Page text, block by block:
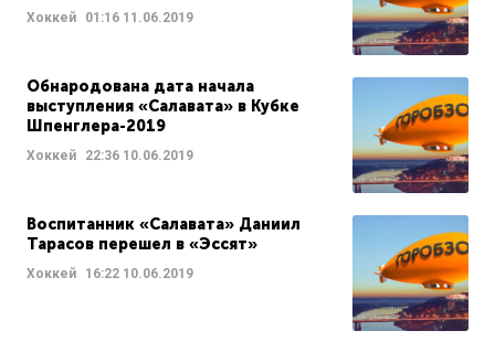
Хоккей 01:16 11.06.2019
Обнародована дата начала
выступления «Салавата» в Кубке
Шпенглера-2019
Хоккей 22:36 10.06.2019
Воспитанник «Салавата» Даниил
Тарасов перешел в «Эссят»
Хоккей 16:22 10.06.2019